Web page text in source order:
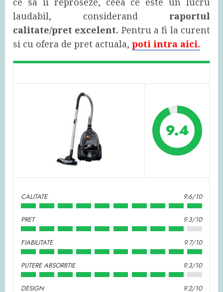
laudabil, considerand raportul
calitate/pret excelent. Pentru a fi la curent
si cu ofera de pret actuala, poti intra aici.
9.4
CALITATE 9.6/10
PRET 9.3/10
FIABILITATE 9.7/10
PUTERE ABSORBTIE 9.3/10
DESIGN 9.2/10